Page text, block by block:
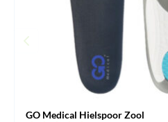
GO Medical Hielspoor Zool